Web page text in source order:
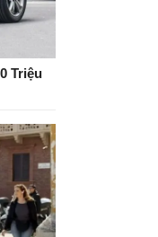
Triệu